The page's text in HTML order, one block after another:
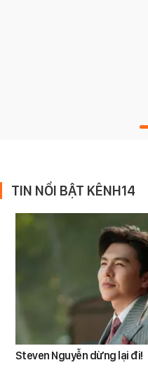
TIN NỔI BẬT KÊNH14
Steven Nguyễn dừng lại đi!